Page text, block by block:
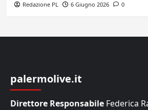
Redazione PL 6 Giugno 2026 0
palermolive.it
Direttore Responsabile Federica